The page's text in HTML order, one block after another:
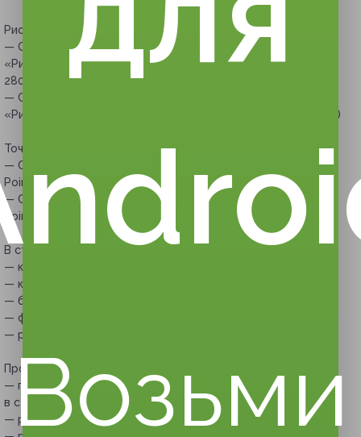
Рисование акварелью:
— Скидка 65% на мастер-класс по рисованию акварелью
«Рисуем за 3 часа» для одного (980 руб. вместо
2800 руб.)
— Скидка 66% на мастер-класс по рисованию акварелью
«Рисуем за 3 часа» для двоих (1904 руб. вместо 5600 руб.)
Точечная роспись:
— Скидка 58% на мастер-класс по рисованию Point-to-
Point для одного (1260 руб. вместо 3000 руб.)
— Скидка 65% на мастер-класс по рисованию Point-to-
Point для двоих (2100 руб. вместо 6000 руб.)
В стоимость купона на мастер-класс входит:
— кисти;
— краски;
— бумага или холст;
— фартуки;
— рабочее место.
Прочие условия:
— по купону можно посетить любой из представленных
в студии мастер-классов согласно расписанию;
— работы можно забрать с собой;
Возьми